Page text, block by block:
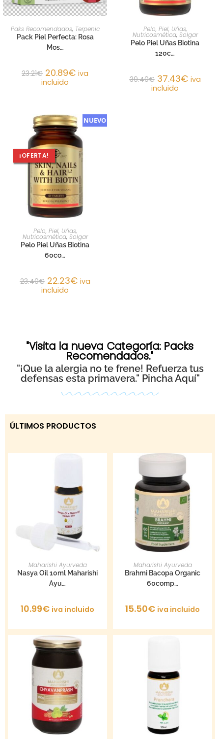
AÑADIR AL CARRITO
Paks Recomendados, Terpenic
Pack Piel Perfecta: Rosa
Mos…
23.21€ 20.89€ iva
incluido
AÑADIR AL CARRITO
Pelo, Piel, Uñas,
Nutricosmética, Solgar
Pelo Piel Uñas Biotina
120c…
39.40€ 37.43€ iva
incluido
NUEVO
¡OFERTA!
AÑADIR AL CARRITO
Pelo, Piel, Uñas,
Nutricosmética, Solgar
Pelo Piel Uñas Biotina
60co…
23.40€ 22.23€ iva
incluido
"Visita la nueva Categoría: Packs
Recomendados."
"¡Que la alergia no te frene! Refuerza tus
defensas esta primavera." Pincha Aquí"
ÚLTIMOS PRODUCTOS
AÑADIR AL CARRITO
Maharishi Ayurveda
Nasya Oil 10ml Maharishi
Ayu…
10.99€ iva incluido
AÑADIR AL CARRITO
Maharishi Ayurveda
Brahmi Bacopa Organic
60comp…
15.50€ iva incluido